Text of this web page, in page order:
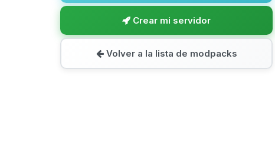
Crear mi servidor
Volver a la lista de modpacks